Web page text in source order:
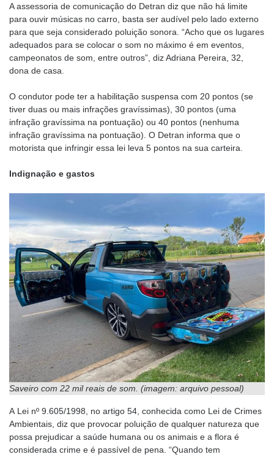
A assessoria de comunicação do Detran diz que não há limite
para ouvir músicas no carro, basta ser audível pelo lado externo
para que seja considerado poluição sonora. “Acho que os lugares
adequados para se colocar o som no máximo é em eventos,
campeonatos de som, entre outros”, diz Adriana Pereira, 32,
dona de casa.
O condutor pode ter a habilitação suspensa com 20 pontos (se
tiver duas ou mais infrações gravíssimas), 30 pontos (uma
infração gravíssima na pontuação) ou 40 pontos (nenhuma
infração gravíssima na pontuação). O Detran informa que o
motorista que infringir essa lei leva 5 pontos na sua carteira.
Indignação e gastos
Saveiro com 22 mil reais de som. (imagem: arquivo pessoal)
A Lei nº 9.605/1998, no artigo 54, conhecida como Lei de Crimes
Ambientais, diz que provocar poluição de qualquer natureza que
possa prejudicar a saúde humana ou os animais e a flora é
considerada crime e é passível de pena. “Quando tem